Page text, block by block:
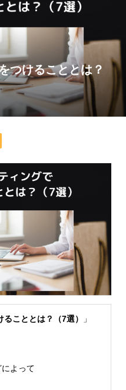
つけることとは？
こととは？（7選） 」
よって